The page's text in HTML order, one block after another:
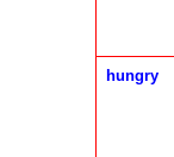
hungry